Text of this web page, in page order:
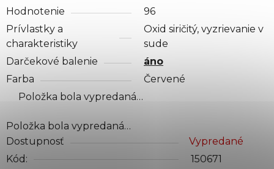
Hodnotenie
96
Prívlastky a
charakteristiky
Oxid siričitý, vyzrievanie v
sude
Darčekové balenie
áno
Farba
Červené
Položka bola vypredaná…
Položka bola vypredaná…
Dostupnosť
Vypredané
Kód:
150671